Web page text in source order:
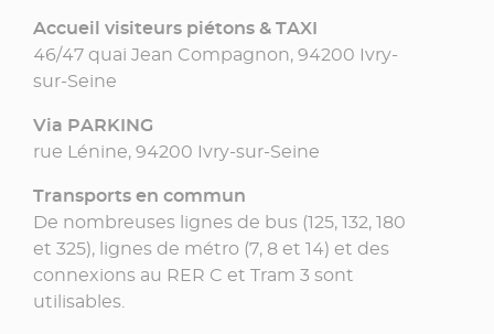
Accueil visiteurs piétons & TAXI
46/47 quai Jean Compagnon, 94200 Ivry-
sur-Seine
Via PARKING
rue Lénine, 94200 Ivry-sur-Seine
Transports en commun
De nombreuses lignes de bus (125, 132, 180
et 325), lignes de métro (7, 8 et 14) et des
connexions au RER C et Tram 3 sont
utilisables.